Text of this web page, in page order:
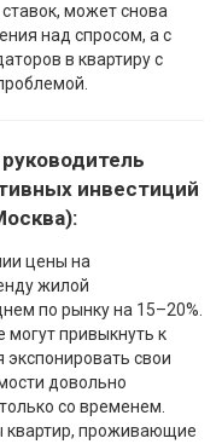
может снова
над спросом, а с
в квартиру с
инвестиций
цены на
жилой
по рынку на 15–20%.
могут привыкнуть к
свои
довольно
со временем.
квартир, проживающие